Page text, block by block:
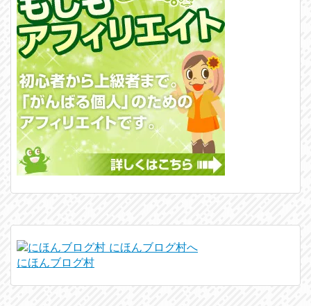
にほんブログ村